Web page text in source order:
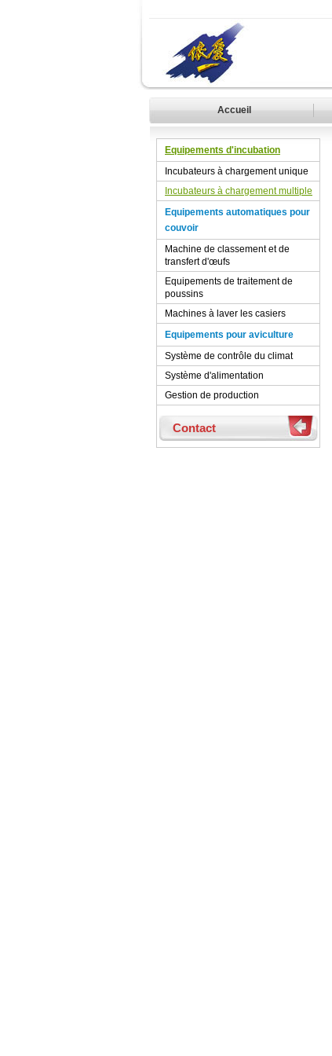
Accueil
Equipements d'incubation
Incubateurs à chargement unique
Incubateurs à chargement multiple
Equipements automatiques pour
couvoir
Machine de classement et de
transfert d'œufs
Equipements de traitement de
poussins
Machines à laver les casiers
Equipements pour aviculture
Système de contrôle du climat
Système d'alimentation
Gestion de production
Contact